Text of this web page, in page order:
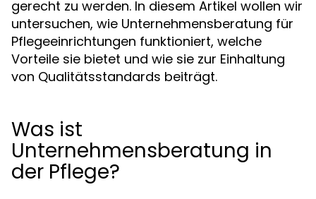
gerecht zu werden. In diesem Artikel wollen wir
untersuchen, wie Unternehmensberatung für
Pflegeeinrichtungen funktioniert, welche
Vorteile sie bietet und wie sie zur Einhaltung
von Qualitätsstandards beiträgt.
Was ist
Unternehmensberatung in
der Pflege?